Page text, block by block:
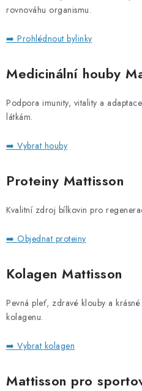
rovnováhu organismu.
➡️ Prohlédnout bylinky
Medicinální houby
Podpora imunity, vitality a
látkám.
➡️ Vybrat houby
Proteiny Mattisson
Kvalitní zdroj bílkovin pro
➡️ Objednat proteiny
Kolagen Mattisson
Pevná pleť, zdravé klouby a
kolagenu.
➡️ Vybrat kolagen
Mattisson pro